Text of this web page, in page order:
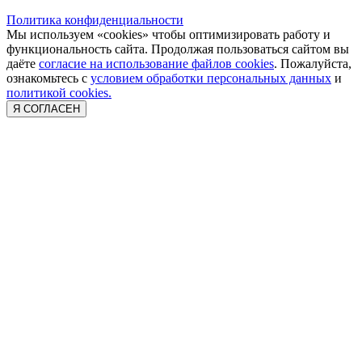
Политика конфиденциальности
Мы используем «cookies» чтобы оптимизировать работу и
функциональность сайта. Продолжая пользоваться сайтом вы
даёте согласие на использование файлов cookies. Пожалуйста,
ознакомьтесь с условием обработки персональных данных и
политикой cookies.
Я СОГЛАСЕН